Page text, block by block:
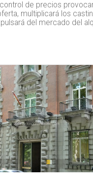
de precios
multiplicará los
del mercado del